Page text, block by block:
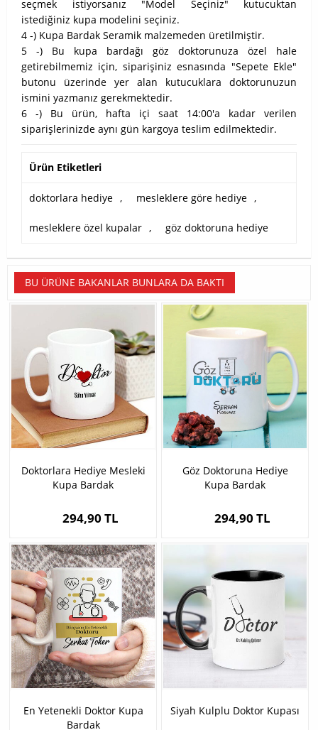
seçmek istiyorsanız "Model Seçiniz" kutucuktan
istediğiniz kupa modelini seçiniz.
4 -) Kupa Bardak Seramik malzemeden üretilmiştir.
5 -) Bu kupa bardağı göz doktorunuza özel hale
getirebilmemiz için, siparişiniz esnasında "Sepete Ekle"
butonu üzerinde yer alan kutucuklara doktorunuzun
ismini yazmanız gerekmektedir.
6 -) Bu ürün, hafta içi saat 14:00'a kadar verilen
siparişlerinizde aynı gün kargoya teslim edilmektedir.
Ürün Etiketleri
doktorlara hediye , mesleklere göre hediye ,
mesleklere özel kupalar , göz doktoruna hediye
BU ÜRÜNE BAKANLAR BUNLARA DA BAKTI
Doktorlara Hediye Mesleki
Kupa Bardak
294,90 TL
Göz Doktoruna Hediye
Kupa Bardak
294,90 TL
En Yetenekli Doktor Kupa
Bardak
Siyah Kulplu Doktor Kupası